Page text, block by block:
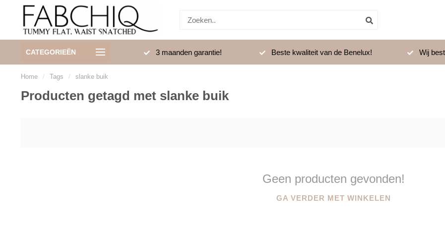
CATEGORIEËN
Betrouwbaar: Betalen via Riverty 3 maanden garantie! Beste kwaliteit van de Benelux! Wij
Home / Tags / slanke buik
Producten getagd met slanke buik
Geen producten gevonden!
GA VERDER MET WINKELEN